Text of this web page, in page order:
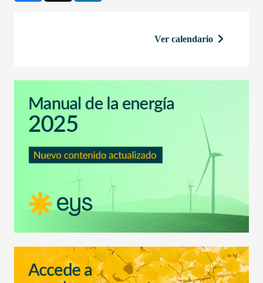
Ver calendario